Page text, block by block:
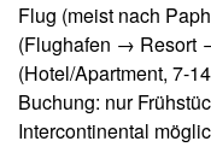
Flug (meist nach
(Flughafen → Resort
(Hotel/Apartment, 7-
Buchung: nur
Intercontinental